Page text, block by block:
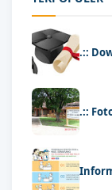
.::
.::